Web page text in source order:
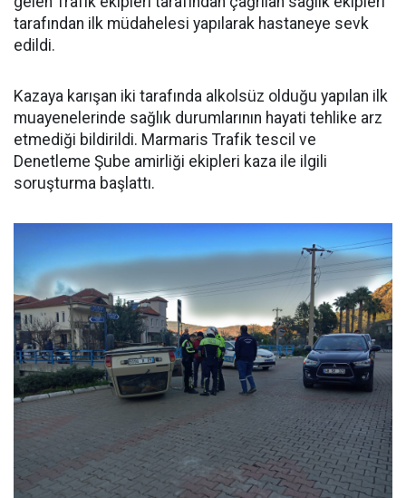
tarafından ilk müdahelesi yapılarak hastaneye sevk
edildi.
Kazaya karışan iki tarafında alkolsüz olduğu yapılan ilk
muayenelerinde sağlık durumlarının hayati tehlike arz
etmediği bildirildi. Marmaris Trafik tescil ve
Denetleme Şube amirliği ekipleri kaza ile ilgili
soruşturma başlattı.